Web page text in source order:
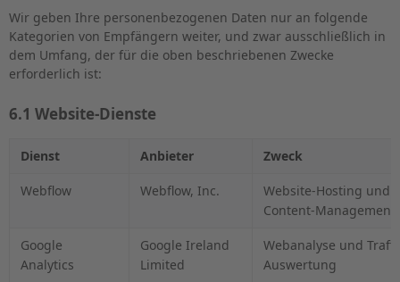
Wir geben Ihre personenbezogenen Daten nur an folgende
Kategorien von Empfängern weiter, und zwar ausschließlich in
dem Umfang, der für die oben beschriebenen Zwecke
erforderlich ist:
6.1 Website-Dienste
Dienst Anbieter Zweck
Webflow Webflow, Inc.
Website-Hosting und
Content-Management
Google
Analytics
Google Ireland
Limited
Webanalyse und
Auswertung